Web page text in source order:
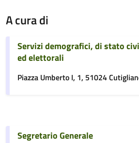
A cura di
Servizi demografici, di stato
ed elettorali
Piazza Umberto I, 1, 51024
Segretario Generale